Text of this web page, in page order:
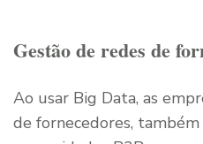
Gestão de redes de
Ao usar Big Data, as
de fornecedores, também